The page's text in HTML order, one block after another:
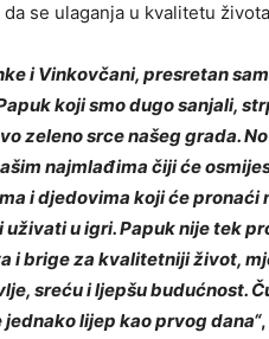
se ulaganja u kvalitetu
i Vinkovčani, presretan
koji smo dugo sanjali,
zeleno srce našeg grada.
najmlađima čiji će
i djedovima koji će
u igri. Papuk nije tek
i brige za kvalitetniji život,
sreću i ljepšu budućnost.
lijep kao prvog dana“,